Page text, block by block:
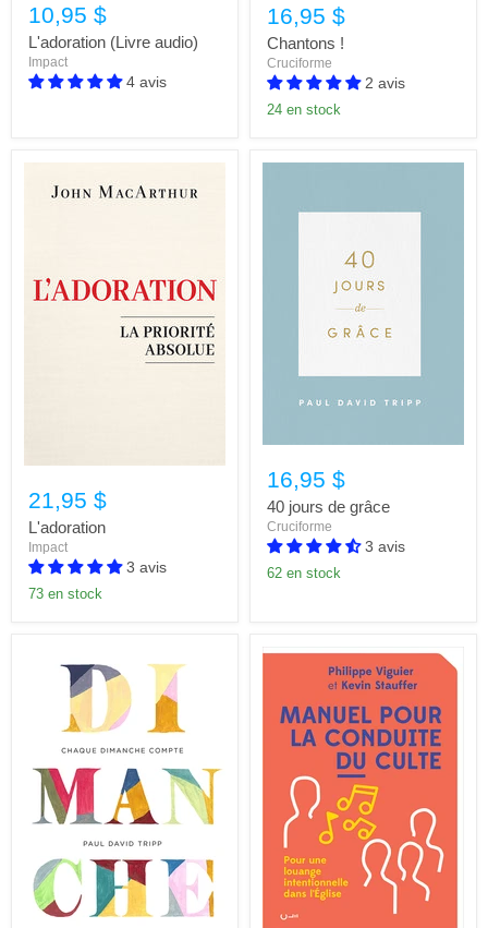
10,95 $
L'adoration (Livre audio)
Impact
4 avis
16,95 $
Chantons !
Cruciforme
2 avis
24 en stock
21,95 $
L'adoration
Impact
3 avis
73 en stock
16,95 $
40 jours de grâce
Cruciforme
3 avis
62 en stock